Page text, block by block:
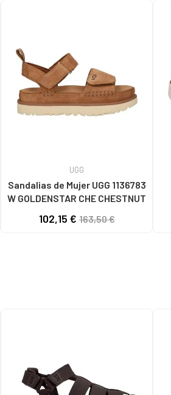
UGG
Sandalias de Mujer UGG 1136783
W GOLDENSTAR CHE CHESTNUT
102,15 €163,50 €